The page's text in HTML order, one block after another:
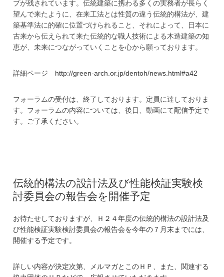
プが残されています。伝統建築に携わる多くの実務者が長らく
望んで来たように、在来工法とは性質の違う伝統的構法が、建
築基準法に的確に位置づけられること、それによって、日本に
古来から伝えられて来た伝統的な職人技術による木造建築の知
恵が、未来につながっていくことを心から願っております。
詳細ページ http://green-arch.or.jp/dentoh/news.html#a42
フォーラムの受付は、終了しております。定員に達しておりま
す。フォーラムの内容については、後日、動画にて配信予定で
す。ご了承ください。
伝統的構法の設計法及び性能検証実験検
討委員会の報告会を開催予定
お待たせしておりますが、Ｈ２４年度の伝統的構法の設計法及
び性能検証実験検討委員会の報告会を今年の７月末までには、
開催する予定です。
詳しい内容が決定次第、メルマガとこのＨＰ、また、関連する